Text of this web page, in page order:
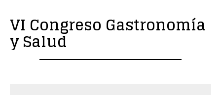
VI Congreso Gastronomía
y Salud